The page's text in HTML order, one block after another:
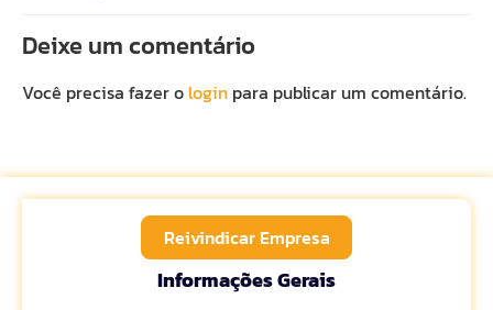
Deixe um comentário
Você precisa fazer o login para publicar um comentário.
Reivindicar Empresa
Informações Gerais